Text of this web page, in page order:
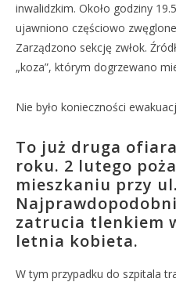
inwalidzkim. Około godziny
ujawniono częściowo
Zarządzono sekcję zwłok.
„koza”, którym dogrzewano
Nie było konieczności
To już druga
roku. 2 lutego
mieszkaniu przy
zatrucia tlenkiem
letnia kobieta.
W tym przypadku do szpitala